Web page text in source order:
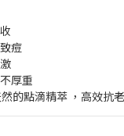
痘
厚重
的點滴精萃 ，高效抗